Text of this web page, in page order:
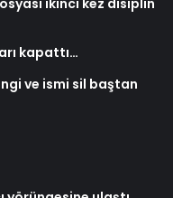
kapattı…
ve ismi sil baştan